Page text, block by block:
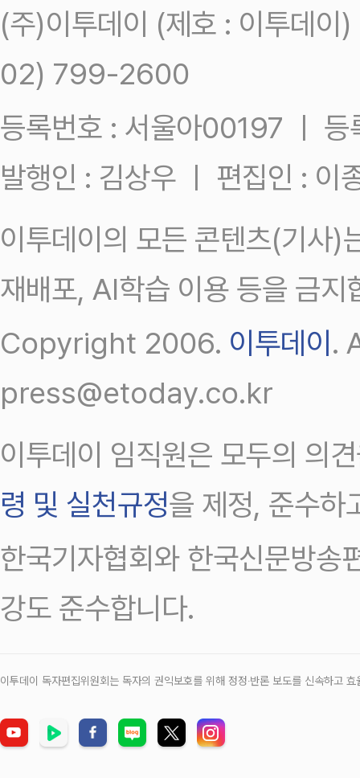
(주)이투데이 (제호 : 이투데
02) 799-2600
등록번호 : 서울아00197 ㅣ
발행인 : 김상우 ㅣ 편집인 : 이
이투데이의 모든 콘텐츠(기사)
재배포, AI학습 이용 등을 금지
Copyright 2006. 이투데이.
press@etoday.co.kr
이투데이 임직원은 모두의 의
령 및 실천규정을 제정, 준수하
한국기자협회와 한국신문방송
강도 준수합니다.
이투데이 독자편집위원회는 독자의 권익보호를 위해 정정‧반론 보도를 신속하고